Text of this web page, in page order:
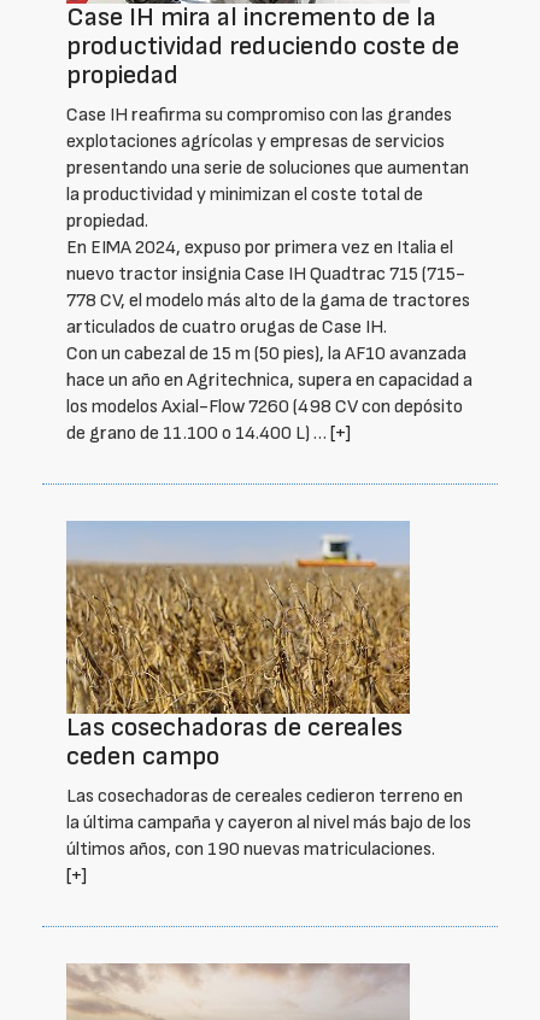
Case IH mira al incremento de la
productividad reduciendo coste de
propiedad
Case IH reafirma su compromiso con las grandes
explotaciones agrícolas y empresas de servicios
presentando una serie de soluciones que aumentan
la productividad y minimizan el coste total de
propiedad.
En EIMA 2024, expuso por primera vez en Italia el
nuevo tractor insignia Case IH Quadtrac 715 (715-
778 CV, el modelo más alto de la gama de tractores
articulados de cuatro orugas de Case IH.
Con un cabezal de 15 m (50 pies), la AF10 avanzada
hace un año en Agritechnica, supera en capacidad a
los modelos Axial-Flow 7260 (498 CV con depósito
de grano de 11.100 o 14.400 L) … [+]
Las cosechadoras de cereales
ceden campo
Las cosechadoras de cereales cedieron terreno en
la última campaña y cayeron al nivel más bajo de los
últimos años, con 190 nuevas matriculaciones.
[+]